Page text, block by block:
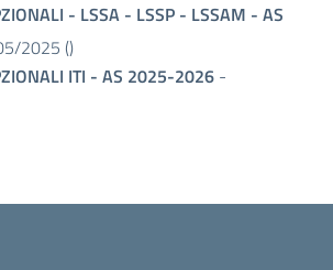
- LSSA - LSSP - LSSAM - AS
2025 ()
ITI - AS 2025-2026 -